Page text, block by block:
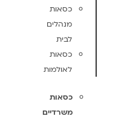
כסאות
מנהלים
לבית
כסאות
לאולמות
כסאות
משרדיים